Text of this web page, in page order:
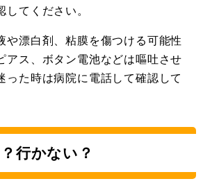
てください。
や漂白剤、粘膜を傷つける可能性
アス、ボタン電池などは嘔吐させ
った時は病院に電話して確認して
行かない？